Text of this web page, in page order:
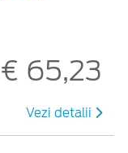
€ 65,23
Vezi detalii